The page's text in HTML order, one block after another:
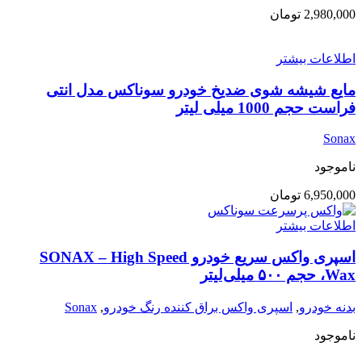
2,980,000 تومان
اطلاعات بیشتر
مایع شیشه شوی ضدیخ خودرو سوناکس مدل انتی
فراست حجم 1000 میلی لیتر
Sonax
ناموجود
6,950,000 تومان
اطلاعات بیشتر
اسپری واکس سریع خودرو SONAX – High Speed
Wax، حجم ۵۰۰ میلی‌لیتر
بدنه خودرو, اسپری واکس براق کننده رنگ خودرو,
Sonax
ناموجود